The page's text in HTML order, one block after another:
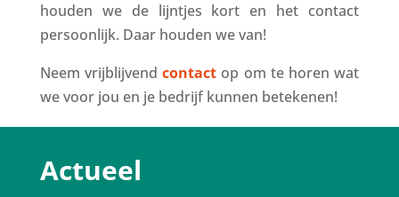
houden we de lijntjes kort en het contact
persoonlijk. Daar houden we van!
Neem vrijblijvendcontact op om te horen wat
we voor jou en je bedrijf kunnen betekenen!
Actueel